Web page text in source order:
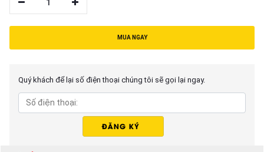
1
MUA NGAY
Quý khách để lại số điện thoại chúng tôi sẽ gọi lại ngay.